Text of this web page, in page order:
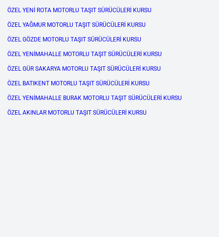
ÖZEL YENİ ROTA MOTORLU TAŞIT SÜRÜCÜLERİ KURSU
ÖZEL YAĞMUR MOTORLU TAŞIT SÜRÜCÜLERİ KURSU
ÖZEL GÖZDE MOTORLU TAŞIT SÜRÜCÜLERİ KURSU
ÖZEL YENİMAHALLE MOTORLU TAŞIT SÜRÜCÜLERİ KURSU
ÖZEL GÜR SAKARYA MOTORLU TAŞIT SÜRÜCÜLERİ KURSU
ÖZEL BATIKENT MOTORLU TAŞIT SÜRÜCÜLERİ KURSU
ÖZEL YENİMAHALLE BURAK MOTORLU TAŞIT SÜRÜCÜLERİ KURSU
ÖZEL AKINLAR MOTORLU TAŞIT SÜRÜCÜLERİ KURSU